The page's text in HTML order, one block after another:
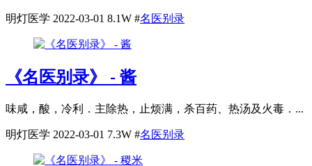
明灯医学 2022-03-01 8.1W #名医别录
《名医别录》 - 酱
味咸，酸，冷利．主除热，止烦满，杀百药、热汤及火毒．...
明灯医学 2022-03-01 7.3W #名医别录